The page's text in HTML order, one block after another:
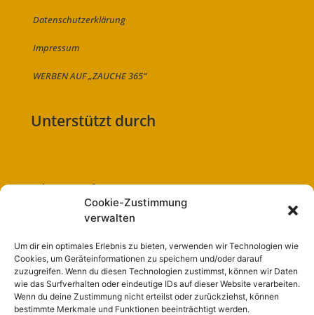
Cookie-Zustimmung
verwalten
Um dir ein optimales Erlebnis zu bieten, verwenden wir Technologien wie
Cookies, um Geräteinformationen zu speichern und/oder darauf
zuzugreifen. Wenn du diesen Technologien zustimmst, können wir Daten
wie das Surfverhalten oder eindeutige IDs auf dieser Website verarbeiten.
Wenn du deine Zustimmung nicht erteilst oder zurückziehst, können
bestimmte Merkmale und Funktionen beeinträchtigt werden.
Datenschutzerklärung
Impressum
WERBEN AUF „ZAUCHE 365“
Unterstützt durch
Folge uns auf:
Navigation
Start